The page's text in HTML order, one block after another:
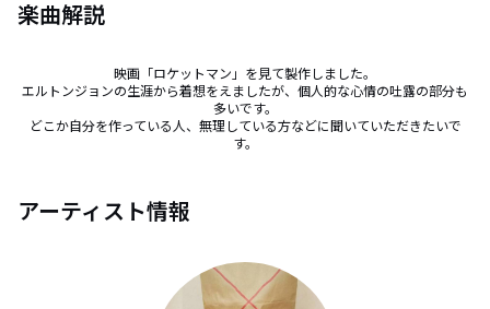
楽曲解説
映画「ロケットマン」を見て製作しました。
エルトンジョンの生涯から着想をえましたが、個人的な心情の吐露の部分も
多いです。
どこか自分を作っている人、無理している方などに聞いていただきたいで
す。
アーティスト情報